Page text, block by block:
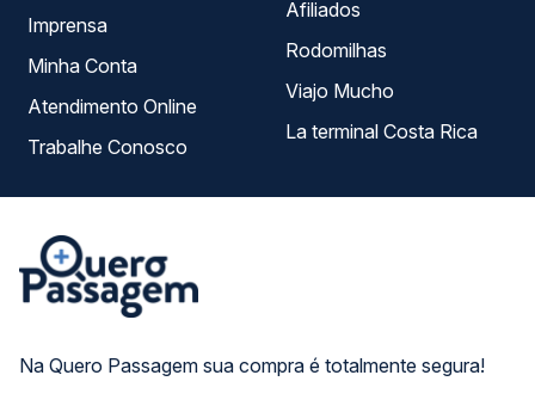
Na Quero Passagem sua compra é totalmente segura!
Imprensa
Minha Conta
Atendimento Online
Trabalhe Conosco
Afiliados
Rodomilhas
Viajo Mucho
La terminal Costa Rica